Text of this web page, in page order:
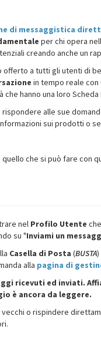
di messaggistica
per chi opera
creando anche un
a tutti gli utenti di
in tempo reale
hanno una loro Scheda
alle sue
sui prodotti o
che si può fare con
nel Profilo Utente
su "Inviami un
Casella di Posta (BUSTA
alla pagina di
ricevuti ed inviati.
è ancora da leggere.
o rispindere